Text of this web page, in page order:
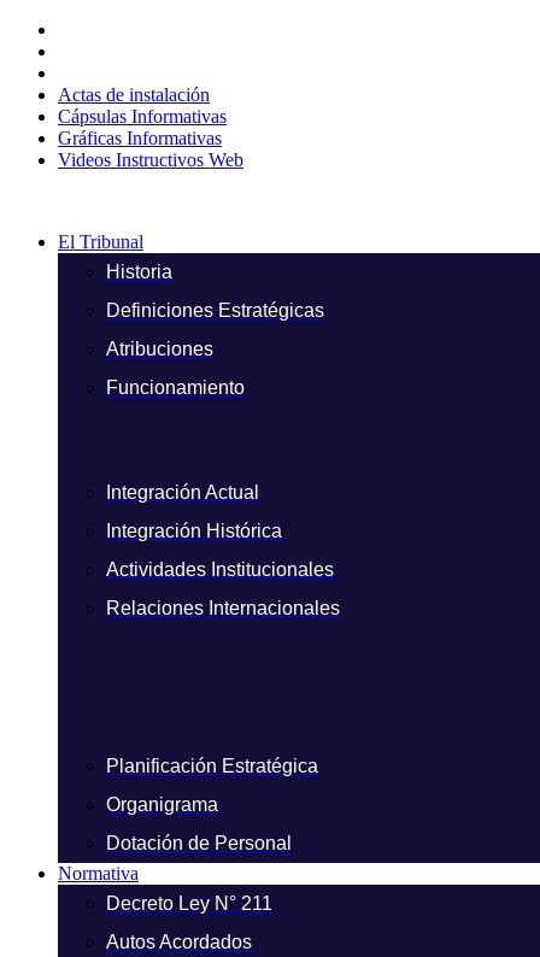
contenido
Actas de instalación
Cápsulas Informativas
Gráficas Informativas
Videos Instructivos Web
El Tribunal
Historia
Definiciones Estratégicas
Atribuciones
Funcionamiento
Integración Actual
Integración Histórica
Actividades Institucionales
Relaciones Internacionales
Planificación Estratégica
Organigrama
Dotación de Personal
Normativa
Decreto Ley N° 211
Autos Acordados